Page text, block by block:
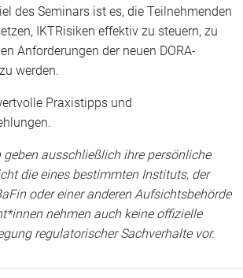
des Seminars ist es, die Teilnehmenden
IKTRisiken effektiv zu steuern, zu
Anforderungen der neuen DORA-
werden.
Praxistipps und
geben ausschließlich ihre persönliche
die eines bestimmten Instituts, der
oder einer anderen Aufsichtsbehörde
nehmen auch keine offizielle
regulatorischer Sachverhalte vor.